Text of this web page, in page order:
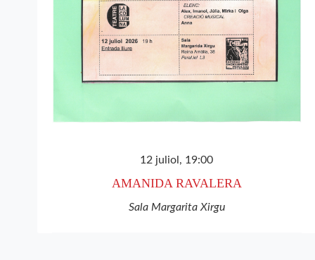
12 juliol, 19:00
AMANIDA RAVALERA
Sala Margarita Xirgu